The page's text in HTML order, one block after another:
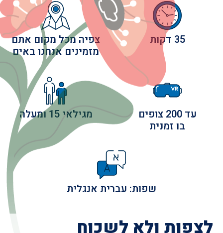
35 דקות
צפיה מכל מקום אתם
מזמינים אנחנו באים
עד 200 צופים
בו זמנית
מגילאי 15 ומעלה
שפות: עברית אנגלית
לצפות ולא לשכוח